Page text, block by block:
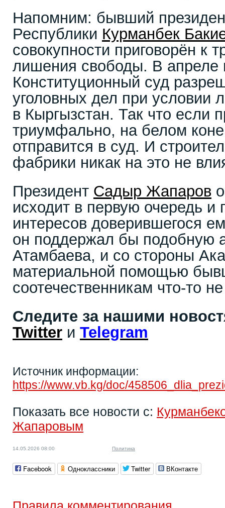
Напомним: бывший
Республики Курманбек
совокупности приговорён к
лишения свободы. В апреле
Конституционный суд
уголовных дел при условии
в Кыргызстан. Так что если
триумфально, на белом
отправится в суд. И
фабрики никак на это не
Президент Садыр Жапаров
исходит в первую очередь и
интересов доверившегося
он поддержал бы подобную
Атамбаева, и со стороны
материальной помощью
соотечественникам что-то
Следите за нашими
Twitter и Telegram
Источник информации:
https://www.vb.kg/doc/
Показать все новости с:
Жапаровым
14.05.2026 08:00 Политика
Facebook Одноклассники Twitter ВКонтакте